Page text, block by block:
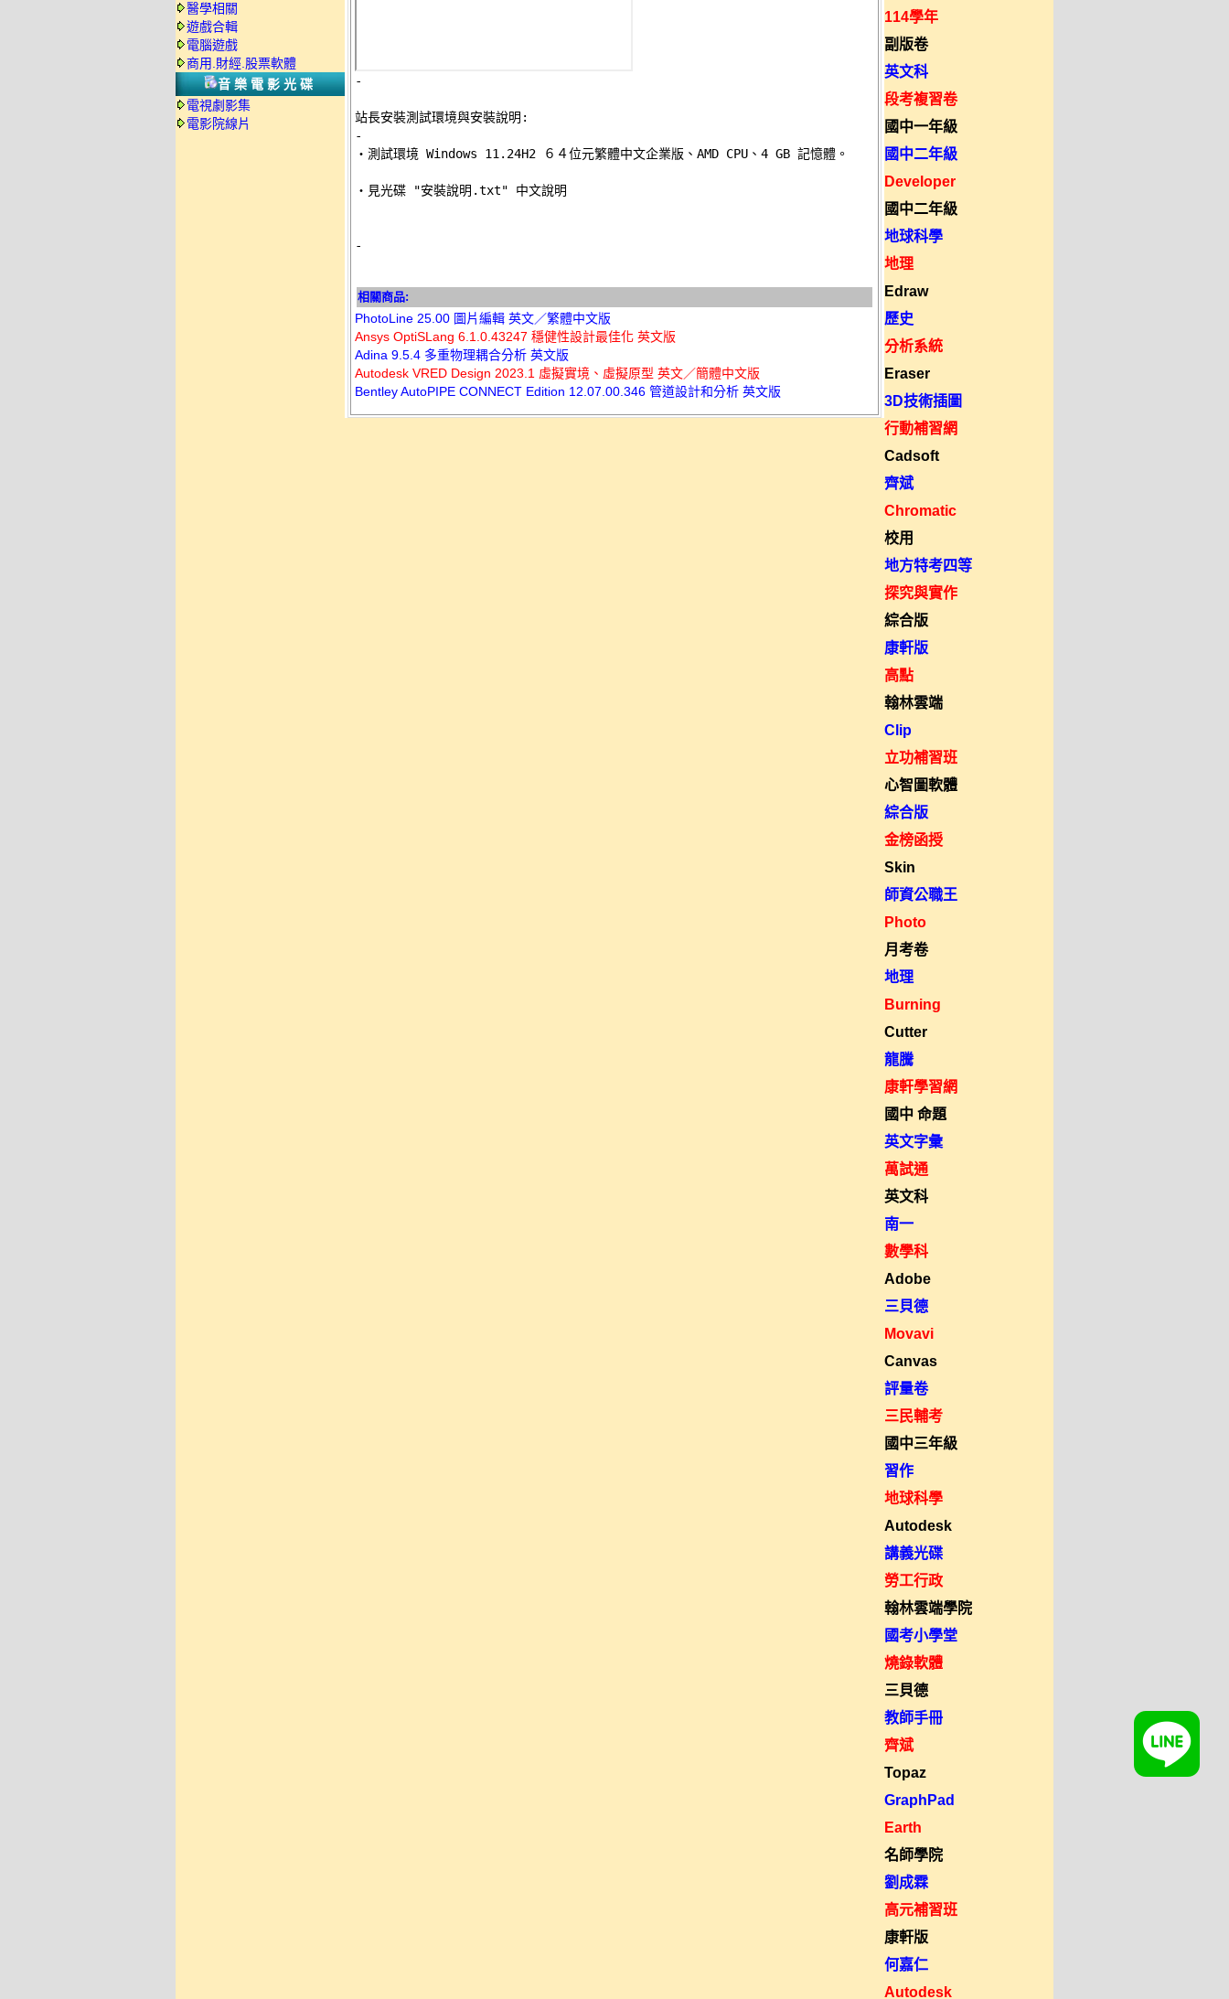
醫學相關
遊戲合輯
電腦遊戲
商用.財經.股票軟體
音樂電影光碟
電視劇影集
電影院線片
-
站長安裝測試環境與安裝說明:
-
‧測試環境 Windows 11.24H2 ６４位元繁體中文企業版、AMD CPU、4 GB 記憶體。
‧見光碟 "安裝說明.txt" 中文說明
-
相關商品:
PhotoLine 25.00 圖片編輯 英文／繁體中文版
Ansys OptiSLang 6.1.0.43247 穩健性設計最佳化 英文版
Adina 9.5.4 多重物理耦合分析 英文版
Autodesk VRED Design 2023.1 虛擬實境、虛擬原型 英文／簡體中文版
Bentley AutoPIPE CONNECT Edition 12.07.00.346 管道設計和分析 英文版
114學年
副版卷
英文科
段考複習卷
國中一年級
國中二年級
Developer
國中二年級
地球科學
地理
Edraw
歷史
分析系統
Eraser
3D技術插圖
行動補習網
Cadsoft
齊斌
Chromatic
校用
地方特考四等
探究與實作
綜合版
康軒版
高點
翰林雲端
Clip
立功補習班
心智圖軟體
綜合版
金榜函授
Skin
師資公職王
Photo
月考卷
地理
Burning
Cutter
龍騰
康軒學習網
國中 命題
英文字彙
萬試通
英文科
南一
數學科
Adobe
三貝德
Movavi
Canvas
評量卷
三民輔考
國中三年級
習作
地球科學
Autodesk
講義光碟
勞工行政
翰林雲端學院
國考小學堂
燒錄軟體
三貝德
教師手冊
齊斌
Topaz
GraphPad
Earth
名師學院
劉成霖
高元補習班
康軒版
何嘉仁
Autodesk